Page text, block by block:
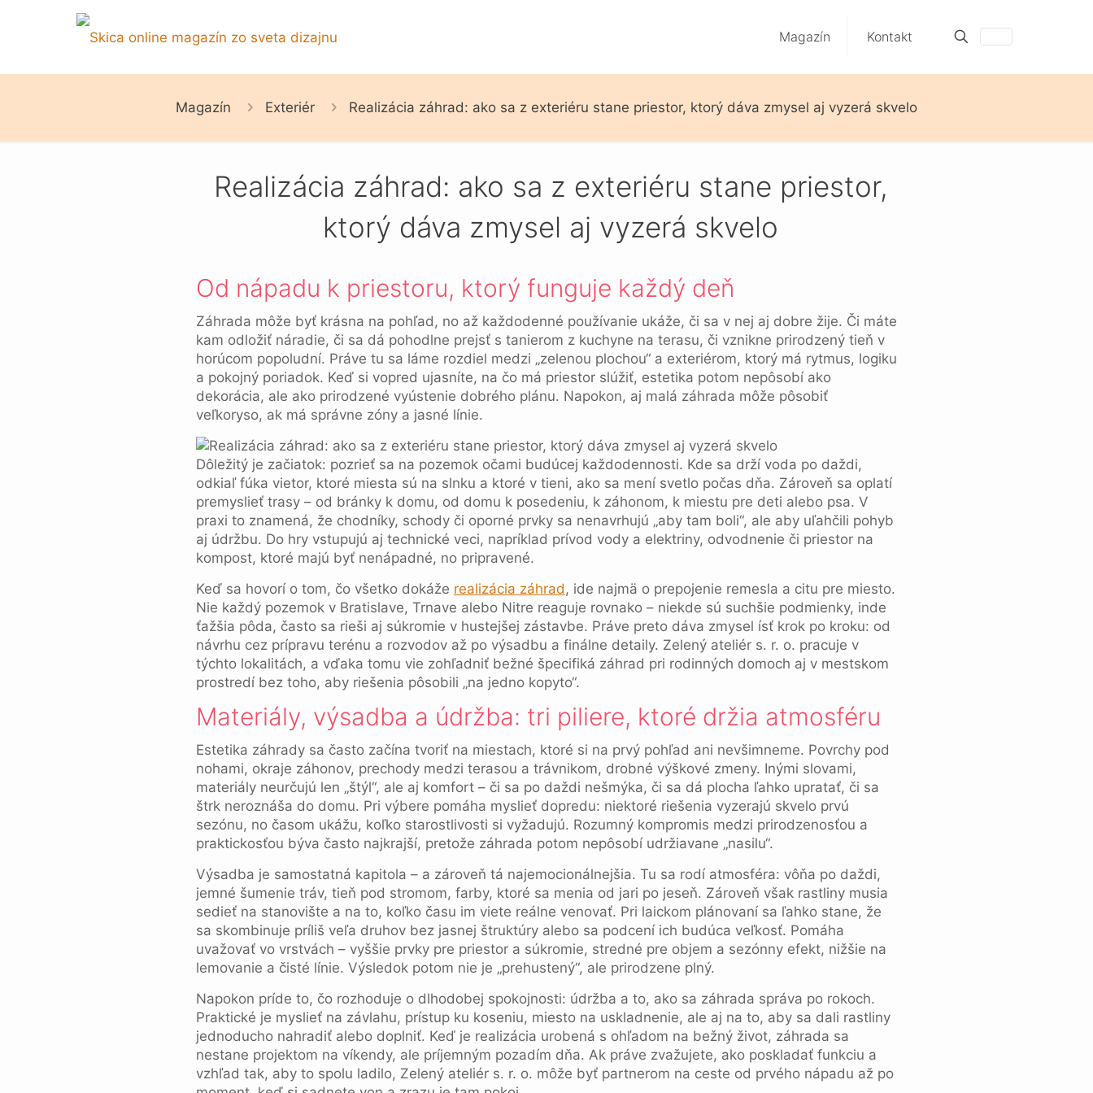
Magazín Kontakt
Magazín Exteriér Realizácia záhrad: ako sa z exteriéru stane priestor, ktorý dáva zmysel aj vyzerá skvelo
Realizácia záhrad: ako sa z exteriéru stane priestor,
ktorý dáva zmysel aj vyzerá skvelo
Od nápadu k priestoru, ktorý funguje každý deň
Záhrada môže byť krásna na pohľad, no až každodenné používanie ukáže, či sa v nej aj dobre žije. Či máte
kam odložiť náradie, či sa dá pohodlne prejsť s tanierom z kuchyne na terasu, či vznikne prirodzený tieň v
horúcom popoludní. Práve tu sa láme rozdiel medzi „zelenou plochou“ a exteriérom, ktorý má rytmus, logiku
a pokojný poriadok. Keď si vopred ujasníte, na čo má priestor slúžiť, estetika potom nepôsobí ako
dekorácia, ale ako prirodzené vyústenie dobrého plánu. Napokon, aj malá záhrada môže pôsobiť
veľkoryso, ak má správne zóny a jasné línie.
Dôležitý je začiatok: pozrieť sa na pozemok očami budúcej každodennosti. Kde sa drží voda po daždi,
odkiaľ fúka vietor, ktoré miesta sú na slnku a ktoré v tieni, ako sa mení svetlo počas dňa. Zároveň sa oplatí
premyslieť trasy – od bránky k domu, od domu k posedeniu, k záhonom, k miestu pre deti alebo psa. V
praxi to znamená, že chodníky, schody či oporné prvky sa nenavrhujú „aby tam boli“, ale aby uľahčili pohyb
aj údržbu. Do hry vstupujú aj technické veci, napríklad prívod vody a elektriny, odvodnenie či priestor na
kompost, ktoré majú byť nenápadné, no pripravené.
Keď sa hovorí o tom, čo všetko dokáže realizácia záhrad, ide najmä o prepojenie remesla a citu pre miesto.
Nie každý pozemok v Bratislave, Trnave alebo Nitre reaguje rovnako – niekde sú suchšie podmienky, inde
ťažšia pôda, často sa rieši aj súkromie v hustejšej zástavbe. Práve preto dáva zmysel ísť krok po kroku: od
návrhu cez prípravu terénu a rozvodov až po výsadbu a finálne detaily. Zelený ateliér s. r. o. pracuje v
týchto lokalitách, a vďaka tomu vie zohľadniť bežné špecifiká záhrad pri rodinných domoch aj v mestskom
prostredí bez toho, aby riešenia pôsobili „na jedno kopyto“.
Materiály, výsadba a údržba: tri piliere, ktoré držia atmosféru
Estetika záhrady sa často začína tvoriť na miestach, ktoré si na prvý pohľad ani nevšimneme. Povrchy pod
nohami, okraje záhonov, prechody medzi terasou a trávnikom, drobné výškové zmeny. Inými slovami,
materiály neurčujú len „štýl“, ale aj komfort – či sa po daždi nešmýka, či sa dá plocha ľahko upratať, či sa
štrk neroznáša do domu. Pri výbere pomáha myslieť dopredu: niektoré riešenia vyzerajú skvelo prvú
sezónu, no časom ukážu, koľko starostlivosti si vyžadujú. Rozumný kompromis medzi prirodzenosťou a
praktickosťou býva často najkrajší, pretože záhrada potom nepôsobí udržiavane „nasilu“.
Výsadba je samostatná kapitola – a zároveň tá najemocionálnejšia. Tu sa rodí atmosféra: vôňa po daždi,
jemné šumenie tráv, tieň pod stromom, farby, ktoré sa menia od jari po jeseň. Zároveň však rastliny musia
sedieť na stanovište a na to, koľko času im viete reálne venovať. Pri laickom plánovaní sa ľahko stane, že
sa skombinuje príliš veľa druhov bez jasnej štruktúry alebo sa podcení ich budúca veľkosť. Pomáha
uvažovať vo vrstvách – vyššie prvky pre priestor a súkromie, stredné pre objem a sezónny efekt, nižšie na
lemovanie a čisté línie. Výsledok potom nie je „prehustený“, ale prirodzene plný.
Napokon príde to, čo rozhoduje o dlhodobej spokojnosti: údržba a to, ako sa záhrada správa po rokoch.
Praktické je myslieť na závlahu, prístup ku koseniu, miesto na uskladnenie, ale aj na to, aby sa dali rastliny
jednoducho nahradiť alebo doplniť. Keď je realizácia urobená s ohľadom na bežný život, záhrada sa
nestane projektom na víkendy, ale príjemným pozadím dňa. Ak práve zvažujete, ako poskladať funkciu a
vzhľad tak, aby to spolu ladilo, Zelený ateliér s. r. o. môže byť partnerom na ceste od prvého nápadu až po